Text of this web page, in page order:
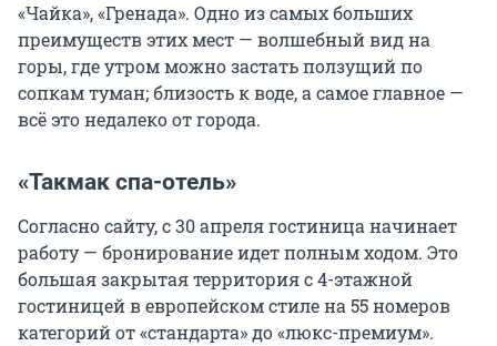
«Чайка», «Гренада». Одно из самых больших
преимуществ этих мест — волшебный вид на
горы, где утром можно застать ползущий по
сопкам туман; близость к воде, а самое главное —
всё это недалеко от города.
«Такмак спа-отель»
Согласно сайту, с 30 апреля гостиница начинает
работу — бронирование идет полным ходом. Это
большая закрытая территория с 4-этажной
гостиницей в европейском стиле на 55 номеров
категорий от «стандарта» до «люкс-премиум».